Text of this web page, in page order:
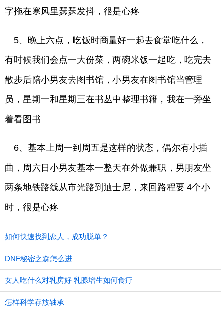
字拖在寒风里瑟瑟发抖，很是心疼
5、晚上六点，吃饭时商量好一起去食堂吃什么，
有时候我们会点一大份菜，两碗米饭一起吃，吃完去
散步后陪小男友去图书馆，小男友在图书馆当管理
员，星期一和星期三在书丛中整理书籍，我在一旁坐
着看图书
6、基本上周一到周五是这样的状态，偶尔有小插
曲，周六日小男友基本一整天在外做兼职，男朋友坐
两条地铁路线从市光路到迪士尼，来回路程要 4个小
时，很是心疼
如何快速找到恋人，成功脱单？
DNF秘密之森怎么进
女人吃什么对乳房好 乳腺增生如何食疗
怎样科学存放轴承